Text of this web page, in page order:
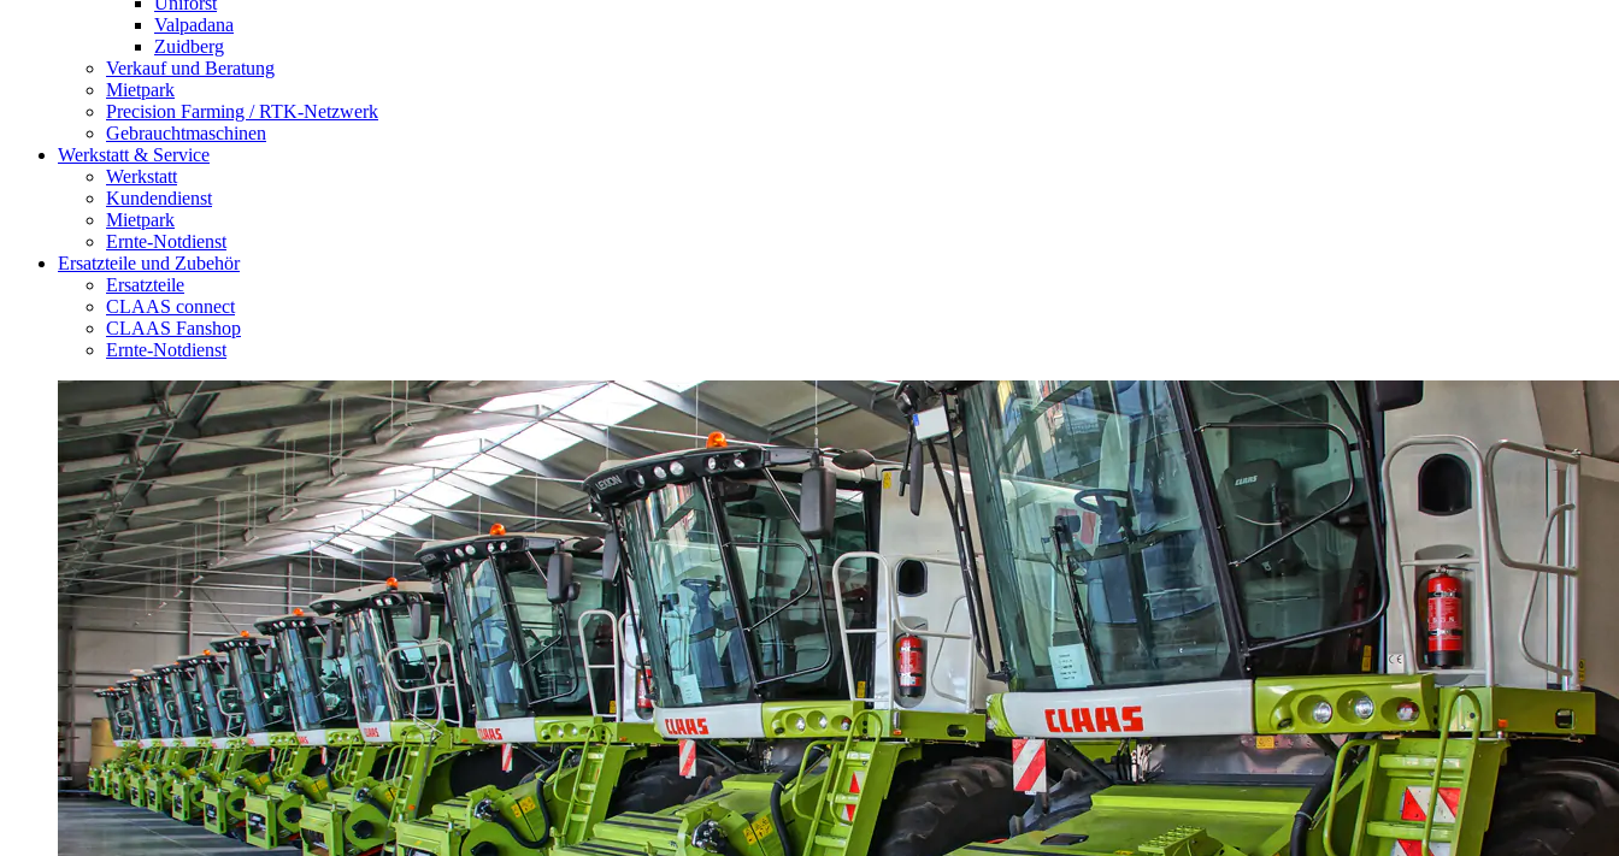
Valpadana
Zuidberg
Verkauf und Beratung
Mietpark
Precision Farming / RTK-Netzwerk
Gebrauchtmaschinen
Werkstatt & Service
Werkstatt
Kundendienst
Mietpark
Ernte-Notdienst
Ersatzteile und Zubehör
Ersatzteile
CLAAS connect
CLAAS Fanshop
Ernte-Notdienst